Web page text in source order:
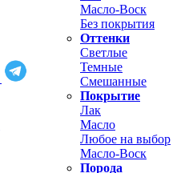
Масло-Воск
Без покрытия
Оттенки
Светлые
Темные
Смешанные
Покрытие
Лак
Масло
Любое на выбор
Масло-Воск
Порода